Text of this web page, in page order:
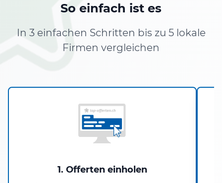
So einfach ist es
In 3 einfachen Schritten bis zu 5 lokale
Firmen vergleichen
1. Offerten einholen